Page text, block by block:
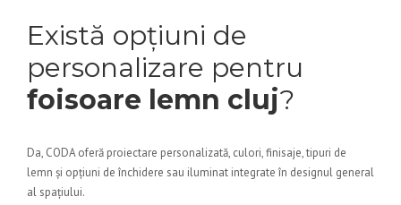
Există opțiuni de
personalizare pentru
foisoare lemn cluj?
Da, CODA oferă proiectare personalizată, culori, finisaje, tipuri de
lemn și opțiuni de închidere sau iluminat integrate în designul general
al spațiului.